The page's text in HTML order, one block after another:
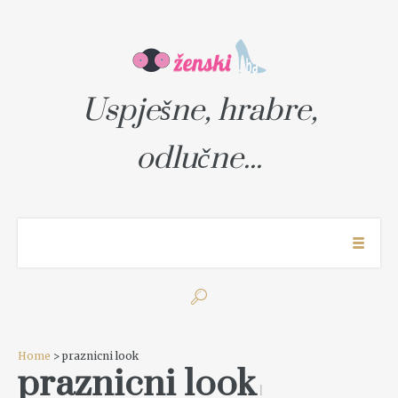
Uspješne, hrabre,
odlučne...
Home > praznicni look
praznicni look1